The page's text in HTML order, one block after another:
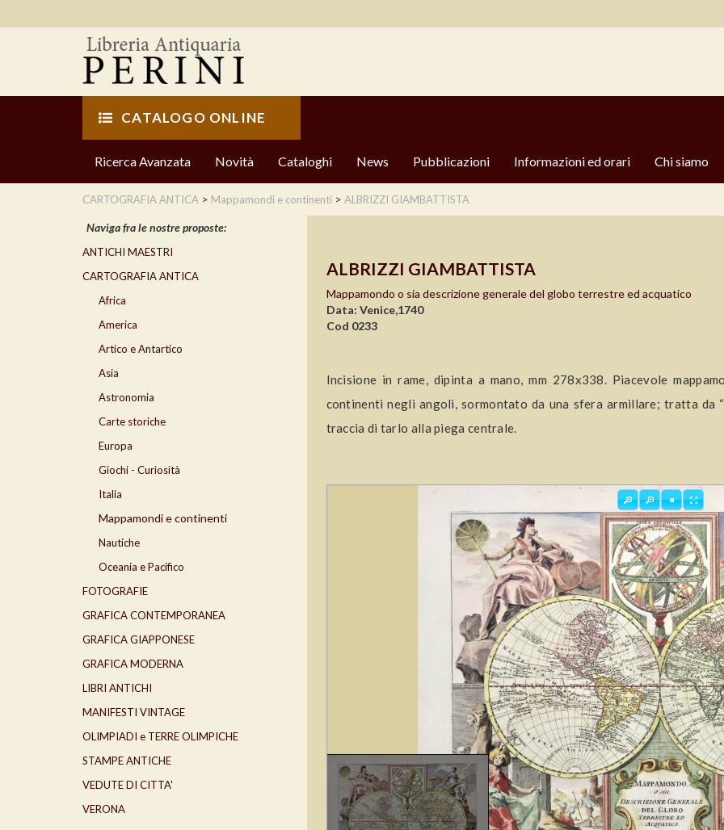
CATALOGO ONLINE
Ricerca Avanzata Novità Cataloghi News Pubblicazioni Informazioni ed orari Chi siamo
CARTOGRAFIA ANTICA > Mappamondi e continenti > ALBRIZZI GIAMBATTISTA
ALBRIZZI GIAMBATTISTA
Mappamondo o sia descrizione generale del globo terrestre ed acquatico
Data: Venice,1740
Cod 0233
Incisione in rame, dipinta a mano, mm 278x338. Piacevole
continenti negli angoli, sormontato da una sfera armillare; tratta da
traccia di tarlo alla piega centrale.
Naviga fra le nostre proposte:
ANTICHI MAESTRI
CARTOGRAFIA ANTICA
Africa
America
Artico e Antartico
Asia
Astronomia
Carte storiche
Europa
Giochi - Curiosità
Italia
Mappamondi e continenti
Nautiche
Oceania e Pacifico
FOTOGRAFIE
GRAFICA CONTEMPORANEA
GRAFICA GIAPPONESE
GRAFICA MODERNA
LIBRI ANTICHI
MANIFESTI VINTAGE
OLIMPIADI e TERRE OLIMPICHE
STAMPE ANTICHE
VEDUTE DI CITTA'
VERONA